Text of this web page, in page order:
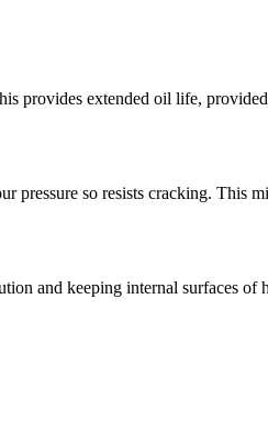
provides extended oil life,
pressure so resists cracking. This
and keeping internal surfaces of